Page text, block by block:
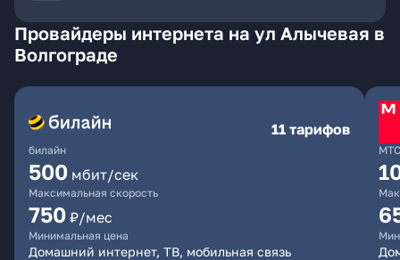
Провайдеры интернета на ул Алычевая в
Волгограде
билайн
11 тарифов
500 мбит/сек
Максимальная скорость
750 ₽/мес
Минимальная цена
Домашний интернет, ТВ, мобильная связь
МТС